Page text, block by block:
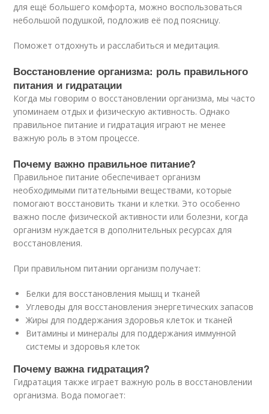
для ещё большего комфорта, можно воспользоваться
небольшой подушкой, подложив её под поясницу.
Поможет отдохнуть и расслабиться и медитация.
Восстановление организма: роль правильного
питания и гидратации
Когда мы говорим о восстановлении организма, мы часто
упоминаем отдых и физическую активность. Однако
правильное питание и гидратация играют не менее
важную роль в этом процессе.
Почему важно правильное питание?
Правильное питание обеспечивает организм
необходимыми питательными веществами, которые
помогают восстановить ткани и клетки. Это особенно
важно после физической активности или болезни, когда
организм нуждается в дополнительных ресурсах для
восстановления.
При правильном питании организм получает:
Белки для восстановления мышц и тканей
Углеводы для восстановления энергетических запасов
Жиры для поддержания здоровья клеток и тканей
Витамины и минералы для поддержания иммунной
системы и здоровья клеток
Почему важна гидратация?
Гидратация также играет важную роль в восстановлении
организма. Вода помогает: